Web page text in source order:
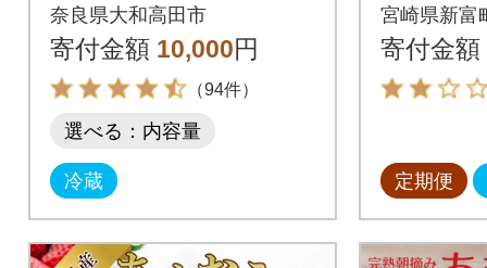
奈良県大和高田市
寄付金額 10,000円
（94件）
選べる：内容量
冷蔵
宮崎県新富
寄付金額
定期便